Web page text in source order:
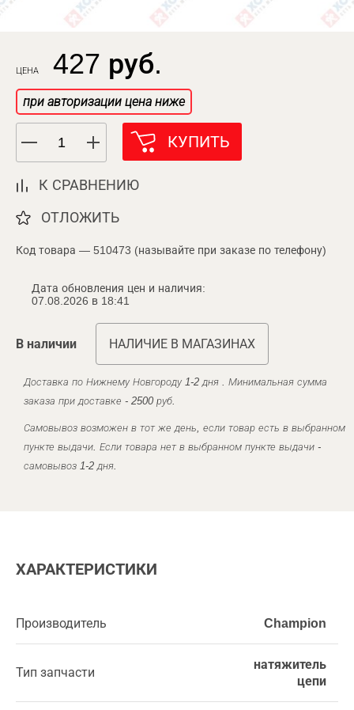
ЦЕНА 427 руб.
при авторизации цена ниже
КУПИТЬ
К СРАВНЕНИЮ
ОТЛОЖИТЬ
Код товара — 510473 (называйте при заказе по телефону)
Дата обновления цен и наличия:
07.08.2026 в 18:41
В наличии НАЛИЧИЕ В МАГАЗИНАХ
Доставка по Нижнему Новгороду 1-2 дня . Минимальная сумма
заказа при доставке - 2500 руб.
Самовывоз возможен в тот же день, если товар есть в выбранном
пункте выдачи. Если товара нет в выбранном пункте выдачи -
самовывоз 1-2 дня.
ХАРАКТЕРИСТИКИ
Производитель Champion
Тип запчасти
натяжитель
цепи